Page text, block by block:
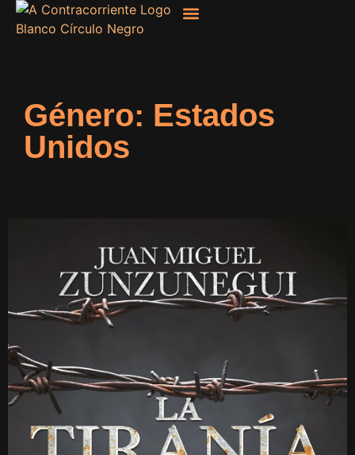
Género: Estados
Unidos